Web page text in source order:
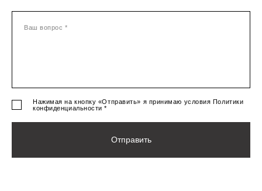
Ваш вопрос *
Нажимая на кнопку «Отправить» я принимаю условия Политики
конфиденциальности *
Отправить